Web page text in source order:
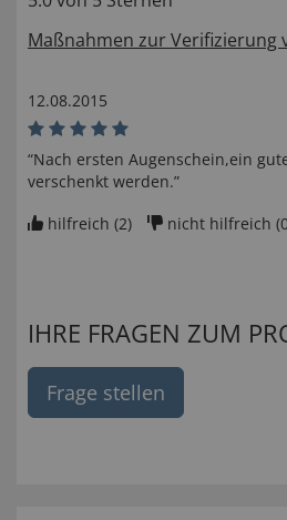
Maßnahmen zur Verifizierung
12.08.2015
“Nach ersten Augenschein,ein
verschenkt werden.”
hilfreich (2) nicht hilfreich (
IHRE FRAGEN ZUM
Frage stellen